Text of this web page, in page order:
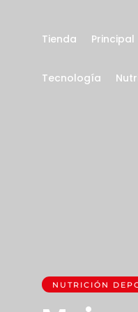
Tienda Principal
Tecnología
NUTRICIÓN